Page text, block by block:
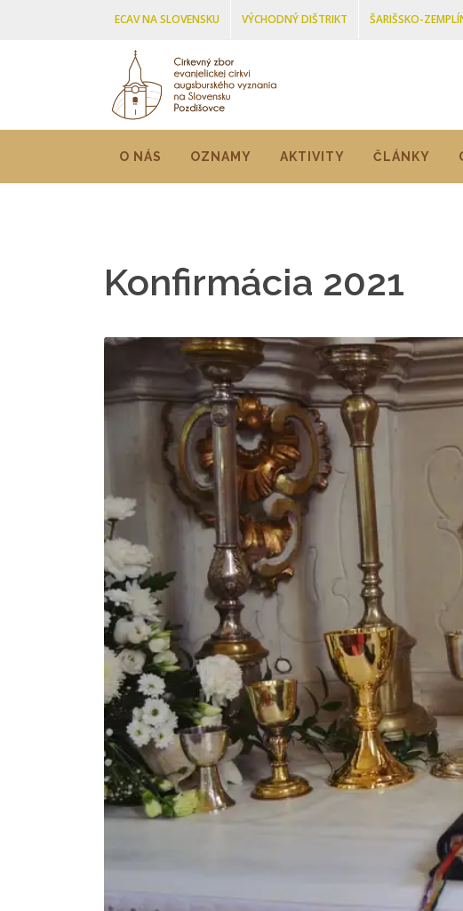
ECAV NA SLOVENSKU VÝCHODNÝ DIŠTRIKT ŠARIŠSKO-
O NÁS OZNAMY AKTIVITY ČLÁNKY
Konfirmácia 2021